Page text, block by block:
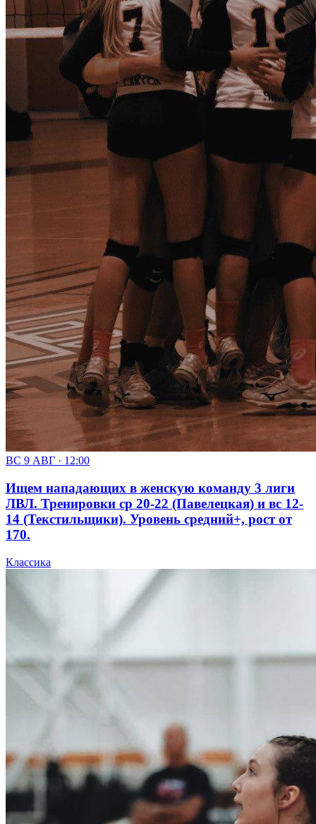
ВС 9 АВГ · 12:00
Ищем нападающих в женскую команду 3 лиги
ЛВЛ. Тренировки ср 20-22 (Павелецкая) и вс 12-
14 (Текстильщики). Уровень средний+, рост от
170.
Классика